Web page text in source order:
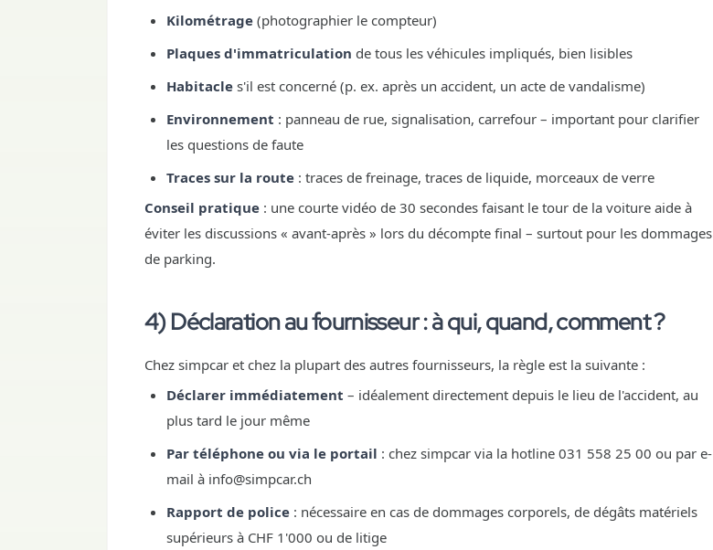
Kilométrage (photographier le compteur)
Plaques d'immatriculation de tous les véhicules impliqués, bien lisibles
Habitacle s'il est concerné (p. ex. après un accident, un acte de vandalisme)
Environnement : panneau de rue, signalisation, carrefour – important pour clarifier
les questions de faute
Traces sur la route : traces de freinage, traces de liquide, morceaux de verre
Conseil pratique : une courte vidéo de 30 secondes faisant le tour de la voiture aide à
éviter les discussions « avant-après » lors du décompte final – surtout pour les dommages
de parking.
4) Déclaration au fournisseur : à qui, quand, comment ?
Chez simpcar et chez la plupart des autres fournisseurs, la règle est la suivante :
Déclarer immédiatement – idéalement directement depuis le lieu de l'accident, au
plus tard le jour même
Par téléphone ou via le portail : chez simpcar via la hotline 031 558 25 00 ou par e-
mail à info@simpcar.ch
Rapport de police : nécessaire en cas de dommages corporels, de dégâts matériels
supérieurs à CHF 1'000 ou de litige